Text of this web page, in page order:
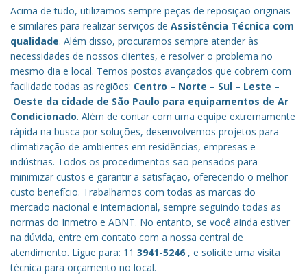
Acima de tudo, utilizamos sempre peças de reposição originais
e similares para realizar serviços de Assistência Técnica com
qualidade. Além disso, procuramos sempre atender às
necessidades de nossos clientes, e resolver o problema no
mesmo dia e local. Temos postos avançados que cobrem com
facilidade todas as regiões: Centro – Norte – Sul – Leste –
Oeste da cidade de São Paulo para equipamentos de Ar
Condicionado. Além de contar com uma equipe extremamente
rápida na busca por soluções, desenvolvemos projetos para
climatização de ambientes em residências, empresas e
indústrias. Todos os procedimentos são pensados para
minimizar custos e garantir a satisfação, oferecendo o melhor
custo benefício. Trabalhamos com todas as marcas do
mercado nacional e internacional, sempre seguindo todas as
normas do Inmetro e ABNT. No entanto, se você ainda estiver
na dúvida, entre em contato com a nossa central de
atendimento. Ligue para: 11 3941-5246 , e solicite uma visita
técnica para orçamento no local.